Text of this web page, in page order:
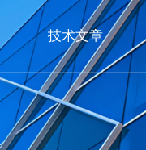
技术文章